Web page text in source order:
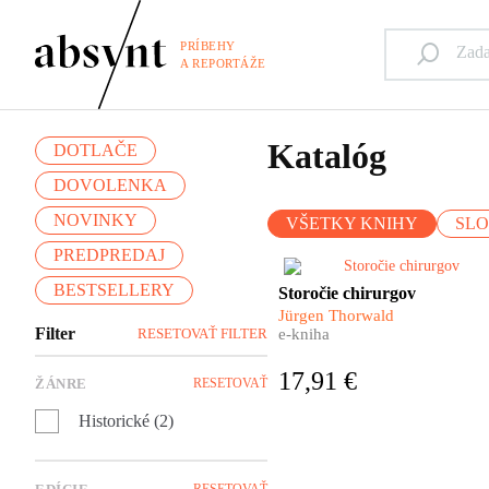
PRÍBEHY
A REPORTÁŽE
DOTLAČE
DOVOLENKA
NOVINKY
PREDPREDAJ
BESTSELLERY
Filter RESETOVAŤ FILTER
ŽÁNRE RESETOVAŤ
Historické (2)
Katalóg
VŠETKY KNIHY
Aj chirurgia má svoje dejiny.
Pestré a úchvatné. Čo
predchádzalo prvému ostrému
rozpráva nemecký spisovateľ
Storočie chirurgov
Jürgen Thorwald
e-kniha
17,91 €